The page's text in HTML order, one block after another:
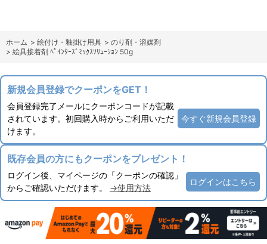
ホーム > 絵付け・釉掛け用具 > のり剤・溶媒剤
> 絵具接着剤 ﾍﾟｲﾝﾀｰｽﾞﾐｯｸｽｿﾘｭｰｼｮﾝ 50g
新規会員登録でクーポンをGET！
会員登録完了メールにクーポンコードが記載
されています。初回購入時からご利用いただ
けます。
今すぐ新規会員登録
既存会員の方にもクーポンをプレゼント！
ログイン後、マイページの「クーポンの確認」
からご確認いただけます。 →使用方法
ログインはこちら